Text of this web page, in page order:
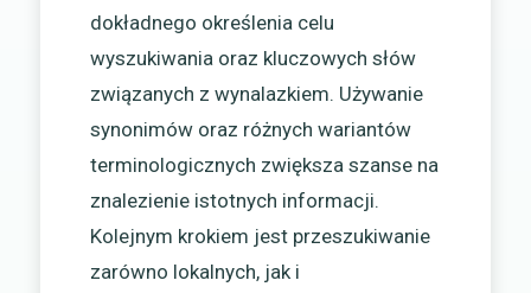
dokładnego określenia celu
wyszukiwania oraz kluczowych słów
związanych z wynalazkiem. Używanie
synonimów oraz różnych wariantów
terminologicznych zwiększa szanse na
znalezienie istotnych informacji.
Kolejnym krokiem jest przeszukiwanie
zarówno lokalnych, jak i